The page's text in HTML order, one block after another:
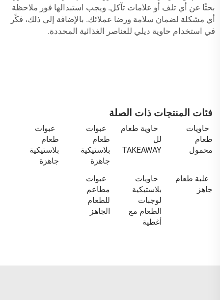
بحثًا عن أي تلف أو علامات تآكل. ويجب استبدالها فور ملاحظة
أي مشكلة لضمان سلامة ورضا عملائك. بالإضافة إلى ذلك، فكّر
في استخدام حاوية ديلي للعناصر الغذائية المحددة.
فئات المنتجات ذات الصلة
حاويات
طعام
محمول
حاوية طعام
لل
TAKEAWAY
عبوات
طعام
بلاستيكية
جاهزة
عبوات
طعام
بلاستيكية
جاهزة
علبة طعام
جاهز
حاويات
بلاستيكية
لوجبات
الطعام مع
أغطية
عبوات
مطاعم
للطعام
الجاهز